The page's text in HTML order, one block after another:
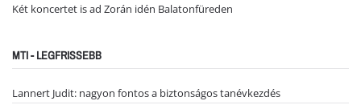
Két koncertet is ad Zorán idén Balatonfüreden
MTI - LEGFRISSEBB
Lannert Judit: nagyon fontos a biztonságos tanévkezdés